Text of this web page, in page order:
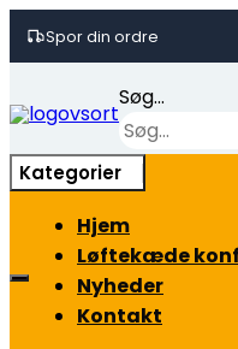
Spor din ordre
to
Søg...
×
Kategorier
Hjem
Løftekæde
Nyheder
Kontakt